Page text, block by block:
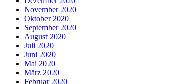
November 2020
Oktober 2020
September 2020
August 2020
Juli 2020
Juni 2020
Mai 2020
März 2020
Februar 2020